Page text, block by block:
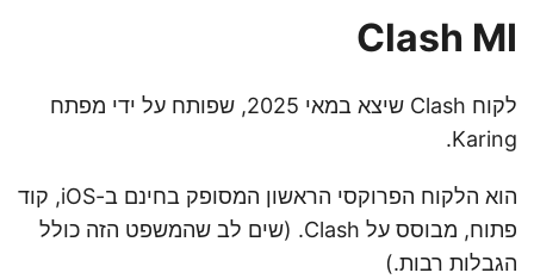
Clash MI
לקוח Clash שיצא במאי 2025, שפותח על ידי מפתח
Karing.
הוא הלקוח הפרוקסי הראשון המסופק בחינם ב-iOS, קוד
פתוח, מבוסס על Clash. (שים לב שהמשפט הזה כולל
הגבלות רבות.)